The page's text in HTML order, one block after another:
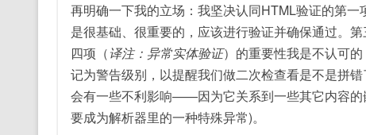
再明确一下我的立场：我坚决认同HTML验证的第一
是很基础、很重要的，应该进行验证并确保通过。第
四项（译注：异常实体验证）的重要性我是不认可
记为警告级别，以提醒我们做二次检查看是不是拼
会有一些不利影响——因为它关系到一些其它内容的
要成为解析器里的一种特殊异常)。